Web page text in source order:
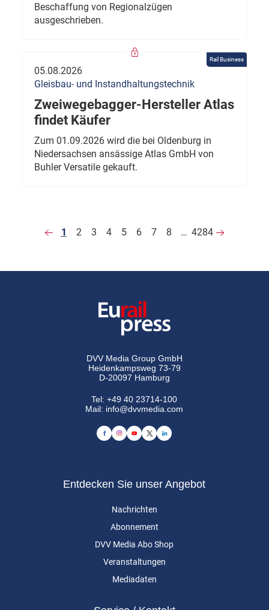
Beschaffung von Regionalzügen
ausgeschrieben.
Rail Business
05.08.2026
Gleisbau- und Instandhaltungstechnik
Zweiwegebagger-Hersteller Atlas
findet Käufer
Zum 01.09.2026 wird die bei Oldenburg in
Niedersachsen ansässige Atlas GmbH von
Buhler Versatile gekauft.
1 2 3 4 5 6 7 8 … 4284
DVV Media Group GmbH
Heidenkampsweg 73-79
D-20097 Hamburg
Tel:+49 40 23714-100
Mail: info@dvvmedia.com
Entdecken Sie unser Angebot
Nachrichten
Abonnement
DVV Media Abo Shop
Veranstaltungen
Mediadaten